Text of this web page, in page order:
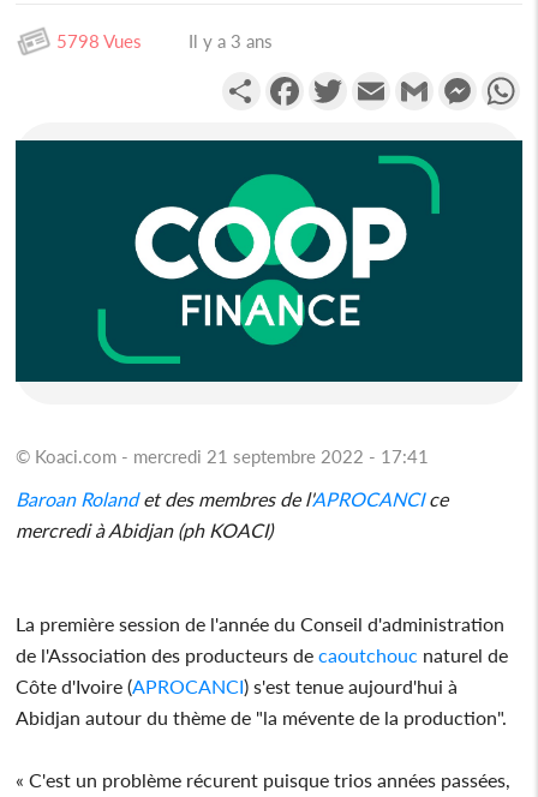
5798 Vues Il y a 3 ans
PartagerFacebookTwitterEmail Gmail
© Koaci.com - mercredi 21 septembre 2022 - 17:41
Baroan Rolandet des membres de l'APROCANCIce
mercredi à Abidjan (ph KOACI)
La première session de l'année du Conseil d'administration
de l'Association des producteurs decaoutchouc naturel de
Côte d'Ivoire (APROCANCI) s'est tenue aujourd'hui à
Abidjan autour du thème de "la mévente de la production".
« C'est un problème récurent puisque trios années passées,